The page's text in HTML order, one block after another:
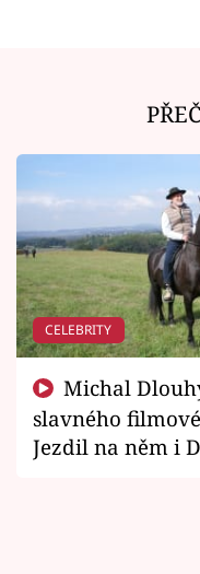
CELEBRITY
slavného
Jezdil na něm i